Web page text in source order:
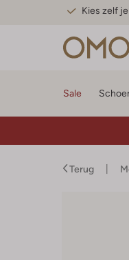
Kies zelf
Sale
Terug